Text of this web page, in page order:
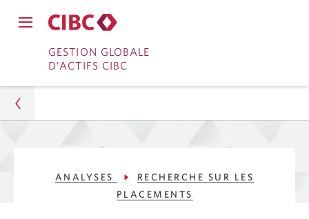
bancaires
navigation
principal.
GESTION GLOBALE
D’ACTIFS CIBC
Fermer
Gestion d’actifs
Analyses
ANALYSES
RECHERCHE SUR LES
PLACEMENTS